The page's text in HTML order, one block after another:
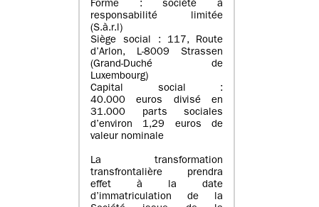
Forme : société à
responsabilité limitée
(S.à.r.l)
Siège social : 117, Route
d’Arlon, L-8009 Strassen
(Grand-Duché de
Luxembourg)
Capital social :
40.000 euros divisé en
31.000 parts sociales
d’environ 1,29 euros de
valeur nominale
La transformation
transfrontalière prendra
effet à la date
d’immatriculation de la